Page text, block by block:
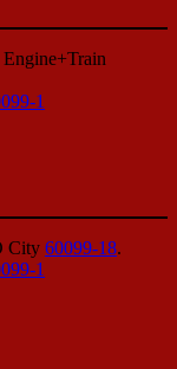
1
City 60099-18.
1